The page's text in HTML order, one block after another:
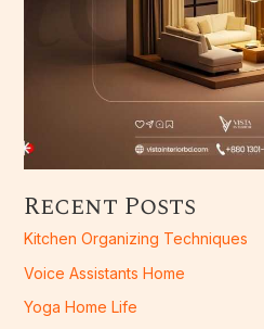
Recent Posts
Kitchen Organizing Techniques
Voice Assistants Home
Yoga Home Life